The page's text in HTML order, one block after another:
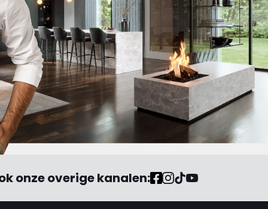
onze overige kanalen: